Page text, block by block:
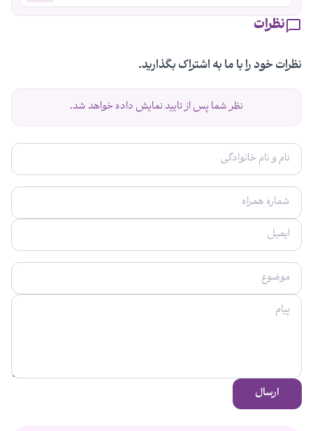
نظرات
نظرات خود را با ما به اشتراک بگذارید.
نظر شما پس از تایید نمایش داده خواهد شد.
ارسال